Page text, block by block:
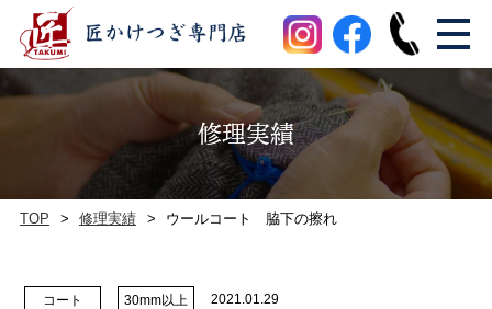
修理実績
TOP 修理実績 ウールコート 脇下の擦れ
コート 30mm以上 2021.01.29